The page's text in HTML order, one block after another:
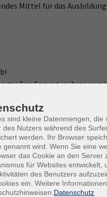
Mittel für das
großen Sprung in ihrer
Arbeitswelt vor.
Fördermittel an
erhalten die Azubis
halts
bis zu 25% der
sind kleine Datenmengen,
des Nutzers während des
werden. Ihr Browser
genannt wird. Wenn Sie eine
das Cookie an den
für Websites
des Benutzers
ein. Weitere
Datenschutz